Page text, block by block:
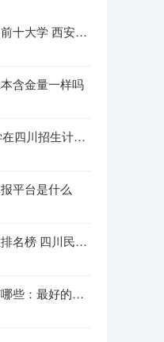
西安本科民办排名前十大学 西安民办本科院校排名
含金量一样吗
2025杭州师范大学在四川招生计划是什么（2026参考）
平台是什么
四川民办本科专业排名榜 四川民办本科院校排名
安徽最好的二本有哪些：最好的民办本科，最好的公办二本大学